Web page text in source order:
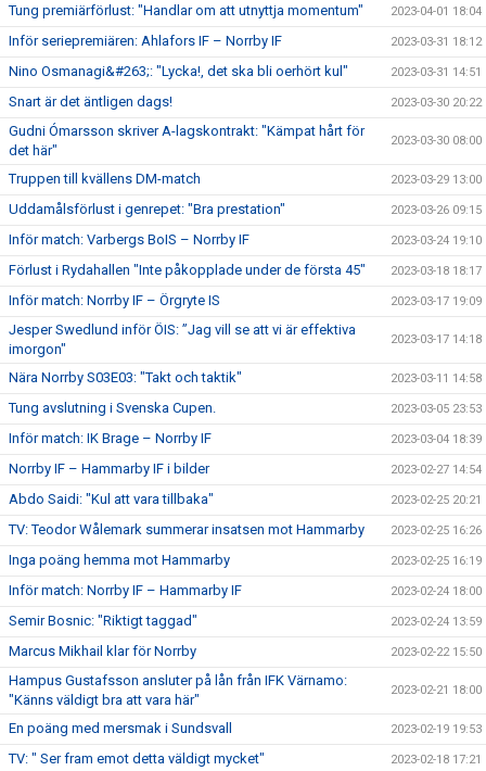
Tung premiärförlust: "Handlar om att utnyttja momentum" 2023-04-01 18:04
Inför seriepremiären: Ahlafors IF – Norrby IF 2023-03-31 18:12
Nino Osmanagi&#263;: "Lycka!, det ska bli oerhört kul" 2023-03-31 14:51
Snart är det äntligen dags! 2023-03-30 20:22
Gudni Ómarsson skriver A-lagskontrakt: "Kämpat hårt för
det här"
2023-03-30 08:00
Truppen till kvällens DM-match 2023-03-29 13:00
Uddamålsförlust i genrepet: "Bra prestation" 2023-03-26 09:15
Inför match: Varbergs BoIS – Norrby IF 2023-03-24 19:10
Förlust i Rydahallen "Inte påkopplade under de första 45" 2023-03-18 18:17
Inför match: Norrby IF – Örgryte IS 2023-03-17 19:09
Jesper Swedlund inför ÖIS: ”Jag vill se att vi är effektiva
imorgon"
2023-03-17 14:18
Nära Norrby S03E03: "Takt och taktik" 2023-03-11 14:58
Tung avslutning i Svenska Cupen. 2023-03-05 23:53
Inför match: IK Brage – Norrby IF 2023-03-04 18:39
Norrby IF – Hammarby IF i bilder 2023-02-27 14:54
Abdo Saidi: "Kul att vara tillbaka" 2023-02-25 20:21
TV: Teodor Wålemark summerar insatsen mot Hammarby 2023-02-25 16:26
Inga poäng hemma mot Hammarby 2023-02-25 16:19
Inför match: Norrby IF – Hammarby IF 2023-02-24 18:00
Semir Bosnic: "Riktigt taggad" 2023-02-24 13:59
Marcus Mikhail klar för Norrby 2023-02-22 15:50
Hampus Gustafsson ansluter på lån från IFK Värnamo:
"Känns väldigt bra att vara här"
2023-02-21 18:00
En poäng med mersmak i Sundsvall 2023-02-19 19:53
TV: " Ser fram emot detta väldigt mycket" 2023-02-18 17:21